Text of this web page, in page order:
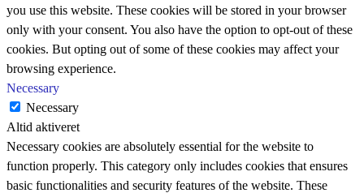
you use this website. These cookies will be stored in your browser
only with your consent. You also have the option to opt-out of these
cookies. But opting out of some of these cookies may affect your
browsing experience.
Necessary
Necessary
Altid aktiveret
Necessary cookies are absolutely essential for the website to
function properly. This category only includes cookies that ensures
basic functionalities and security features of the website. These